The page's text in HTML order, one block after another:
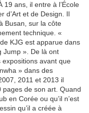
19 ans, il entre à l’École
d’Art et de Design. Il
Busan, sur la côte
technique. «
KJG est apparue dans
Jump ». De là ont
avant que
» dans des
2011 et 2013 il
de son art. Quand
en Corée ou qu’il n’est
qu’il a créée à